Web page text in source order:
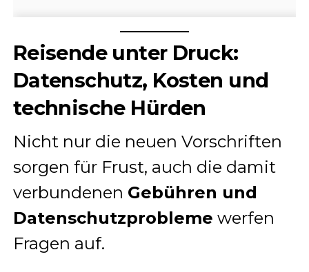
Reisende unter Druck:
Datenschutz, Kosten und
technische Hürden
Nicht nur die neuen Vorschriften
sorgen für Frust, auch die damit
verbundenen Gebühren und
Datenschutzprobleme werfen
Fragen auf.